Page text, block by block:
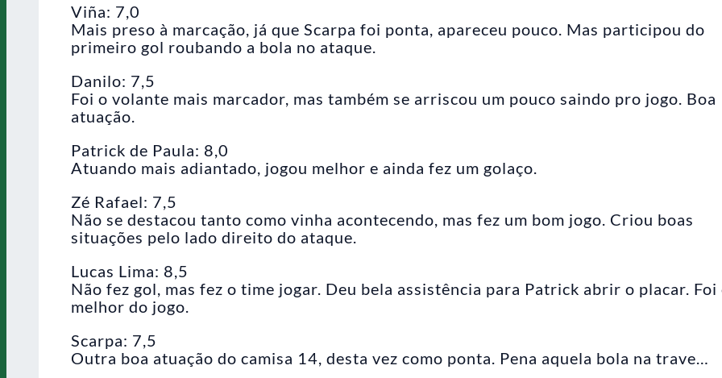
Viña: 7,0
Mais preso à marcação, já que Scarpa foi ponta, apareceu pouco. Mas participou do
primeiro gol roubando a bola no ataque.
Danilo: 7,5
Foi o volante mais marcador, mas também se arriscou um pouco saindo pro jogo. Boa
atuação.
Patrick de Paula: 8,0
Atuando mais adiantado, jogou melhor e ainda fez um golaço.
Zé Rafael: 7,5
Não se destacou tanto como vinha acontecendo, mas fez um bom jogo. Criou boas
situações pelo lado direito do ataque.
Lucas Lima: 8,5
Não fez gol, mas fez o time jogar. Deu bela assistência para Patrick abrir o placar. Foi
melhor do jogo.
Scarpa: 7,5
Outra boa atuação do camisa 14, desta vez como ponta. Pena aquela bola na trave…